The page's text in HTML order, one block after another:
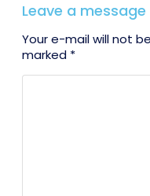
Leave a message
Your e-mail will not
marked *